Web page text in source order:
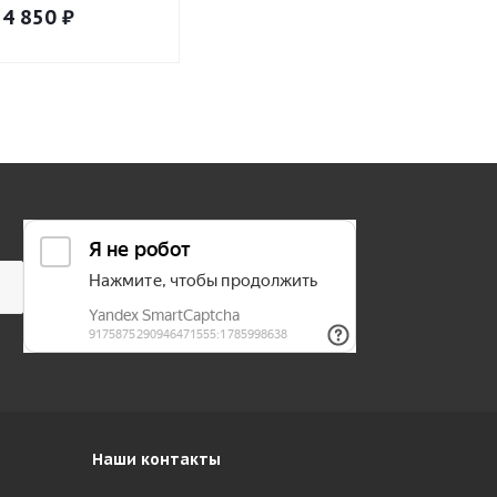
4 850 ₽
Наши контакты